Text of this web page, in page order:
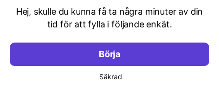
Hej, skulle du kunna få ta några minuter av din
tid för att fylla i följande enkät.
Börja
Säkrad